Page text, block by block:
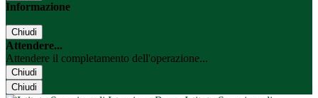
Informazione
Chiudi
Attendere...
Attendere il completamento dell'operazione...
Chiudi
Chiudi